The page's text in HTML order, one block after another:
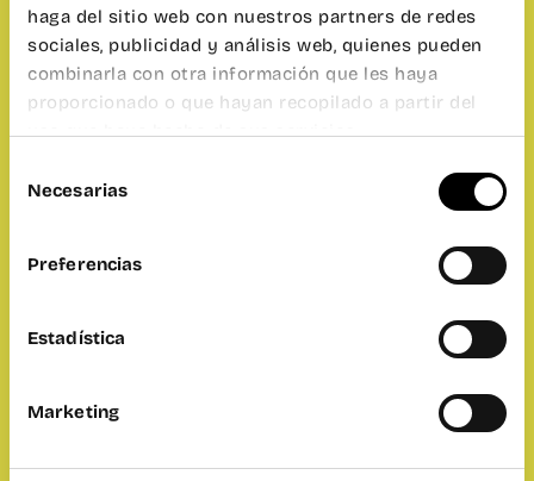
haga del sitio web con nuestros partners de redes
sociales, publicidad y análisis web, quienes pueden
combinarla con otra información que les haya
proporcionado o que hayan recopilado a partir del
uso que haya hecho de sus servicios.
deNecesarias
Preferencias
Estadística
Marketing